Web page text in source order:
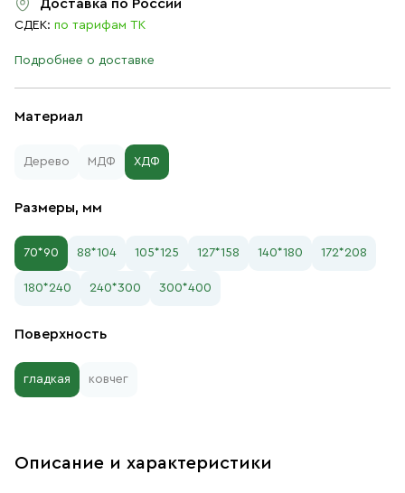
Материал
Дерево МДФ ХДФ
Размеры, мм
70*90 88*104 105*125 127*158 140*180 172*208
180*240 240*300 300*400
Поверхность
гладкая ковчег
Доставка по России
СДЕК: по тарифам ТК
Подробнее о доставке
Описание и характеристики